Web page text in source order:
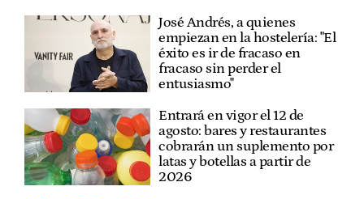
José Andrés, a quienes
empiezan en la hostelería: "El
éxito es ir de fracaso en
fracaso sin perder el
entusiasmo"
Entrará en vigor el 12 de
agosto: bares y restaurantes
cobrarán un suplemento por
latas y botellas a partir de
2026